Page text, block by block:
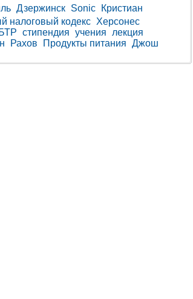
Дзержинск Sonic
Кристиан
налоговый кодекс Херсонес
БТР стипендия учения
лекция
Рахов Продукты питания Джош